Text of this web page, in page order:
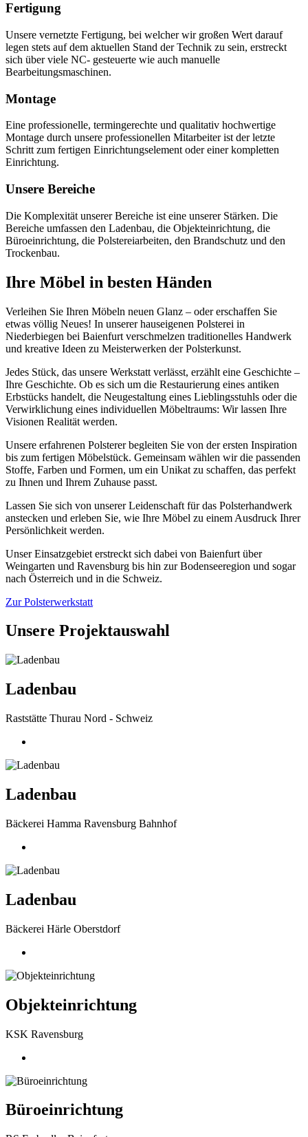
Fertigung
Unsere vernetzte Fertigung, bei welcher wir großen Wert darauf
legen stets auf dem aktuellen Stand der Technik zu sein, erstreckt
sich über viele NC- gesteuerte wie auch manuelle
Bearbeitungsmaschinen.
Montage
Eine professionelle, termingerechte und qualitativ hochwertige
Montage durch unsere professionellen Mitarbeiter ist der letzte
Schritt zum fertigen Einrichtungselement oder einer kompletten
Einrichtung.
Unsere Bereiche
Die Komplexität unserer Bereiche ist eine unserer Stärken. Die
Bereiche umfassen den Ladenbau, die Objekteinrichtung, die
Büroeinrichtung, die Polstereiarbeiten, den Brandschutz und den
Trockenbau.
Ihre Möbel in besten Händen
Verleihen Sie Ihren Möbeln neuen Glanz – oder erschaffen Sie
etwas völlig Neues! In unserer hauseigenen Polsterei in
Niederbiegen bei Baienfurt verschmelzen traditionelles Handwerk
und kreative Ideen zu Meisterwerken der Polsterkunst.
Jedes Stück, das unsere Werkstatt verlässt, erzählt eine Geschichte –
Ihre Geschichte. Ob es sich um die Restaurierung eines antiken
Erbstücks handelt, die Neugestaltung eines Lieblingsstuhls oder die
Verwirklichung eines individuellen Möbeltraums: Wir lassen Ihre
Visionen Realität werden.
Unsere erfahrenen Polsterer begleiten Sie von der ersten Inspiration
bis zum fertigen Möbelstück. Gemeinsam wählen wir die passenden
Stoffe, Farben und Formen, um ein Unikat zu schaffen, das perfekt
zu Ihnen und Ihrem Zuhause passt.
Lassen Sie sich von unserer Leidenschaft für das Polsterhandwerk
anstecken und erleben Sie, wie Ihre Möbel zu einem Ausdruck Ihrer
Persönlichkeit werden.
Unser Einsatzgebiet erstreckt sich dabei von Baienfurt über
Weingarten und Ravensburg bis hin zur Bodenseeregion und sogar
nach Österreich und in die Schweiz.
Zur Polsterwerkstatt
Unsere Projektauswahl
Ladenbau
Raststätte Thurau Nord - Schweiz
Ladenbau
Bäckerei Hamma Ravensburg Bahnhof
Ladenbau
Bäckerei Härle Oberstdorf
Objekteinrichtung
KSK Ravensburg
Büroeinrichtung